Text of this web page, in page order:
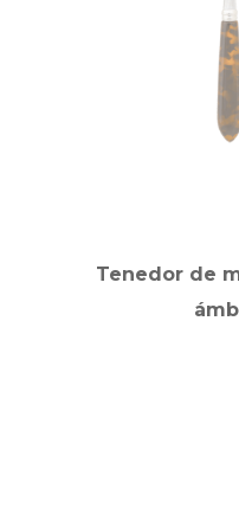
Tenedor de